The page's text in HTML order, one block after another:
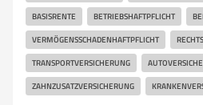
BASISRENTE BETRIEBSHAFTPFLICHT
VERMÖGENSSCHADENHAFTPFLICHT
TRANSPORTVERSICHERUNG
ZAHNZUSATZVERSICHERUNG